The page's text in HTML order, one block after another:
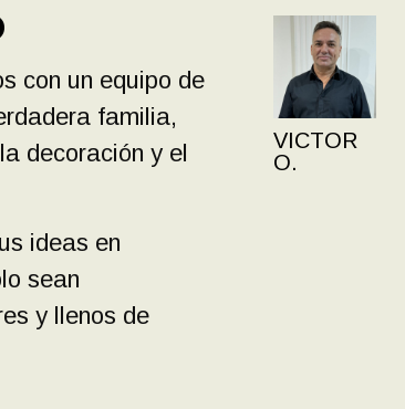
con un equipo de
familia,
decoración y el
ideas en
sean
y llenos de
VICTOR
O.